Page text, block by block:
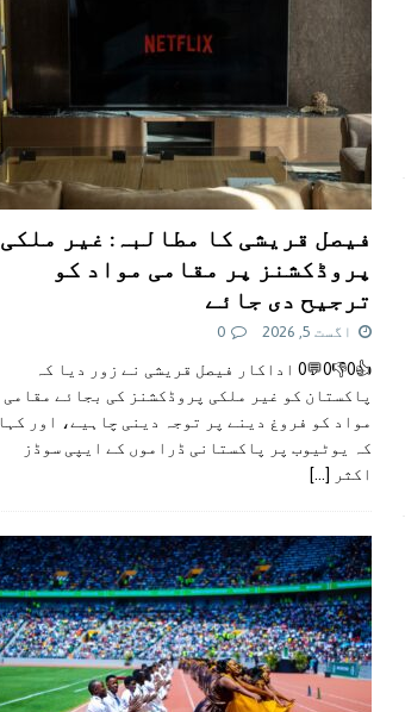
فیصل قریشی کا مطالبہ: غیر ملکی
پروڈکشنز پر مقامی مواد کو
ترجیح دی جائے
اگست 5, 2026 0
👍0👎0💬0 اداکار فیصل قریشی نے زور دیا کہ
پاکستان کو غیر ملکی پروڈکشنز کی بجائے مقامی
مواد کو فروغ دینے پر توجہ دینی چاہیے، اور کہا
کہ یوٹیوب پر پاکستانی ڈراموں کے ایپی سوڈز
اکثر
[...]